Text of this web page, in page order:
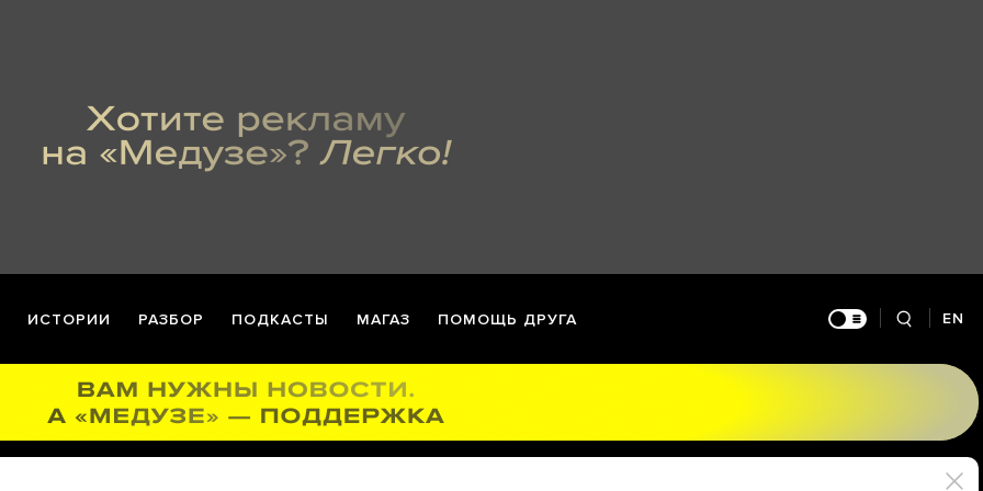
ИСТОРИИ РАЗБОР ПОДКАСТЫ МАГАЗ ПОМОЩЬ ДРУГА EN